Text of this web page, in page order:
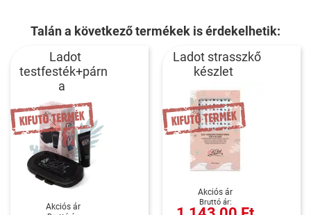
Talán a következő termékek is érdekelhetik:
Ladot
testfesték+párn
a
Akciós ár
Ladot strasszkő
készlet
Akciós ár